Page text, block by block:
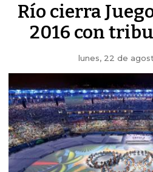
Río cierra
2016 con
lunes, 22 de